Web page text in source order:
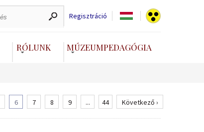
Regisztráció
RÓLUNK MÚZEUMPEDAGÓGIA
6 7 8 9 ... 44 Következő ›